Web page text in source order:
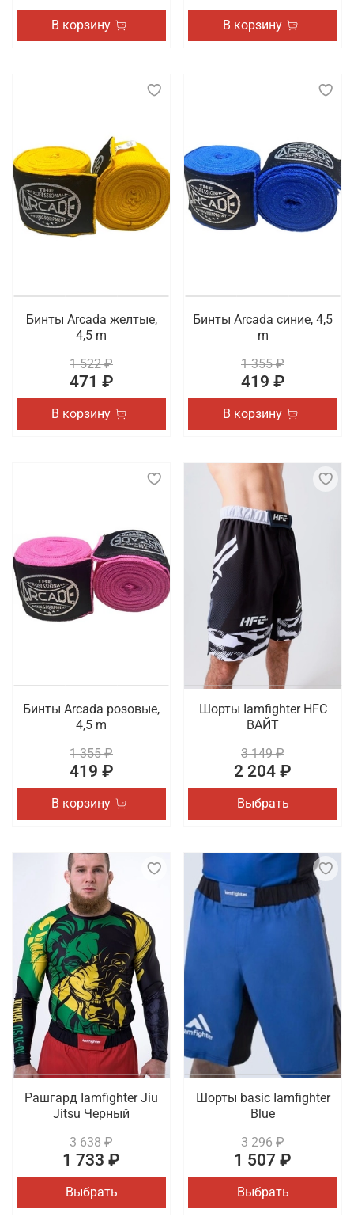
В корзину В корзину
Бинты Arcada желтые,
4,5 m
1 522 ₽
471 ₽
В корзину
Бинты Arcada синие, 4,5
m
1 355 ₽
419 ₽
В корзину
Бинты Arcada розовые,
4,5 m
1 355 ₽
419 ₽
В корзину
Шорты Iamfighter HFC
ВАЙТ
3 149 ₽
2 204 ₽
Выбрать
Рашгард Iamfighter Jiu
Jitsu Черный
3 638 ₽
1 733 ₽
Выбрать
Шорты basic Iamfighter
Blue
3 296 ₽
1 507 ₽
Выбрать